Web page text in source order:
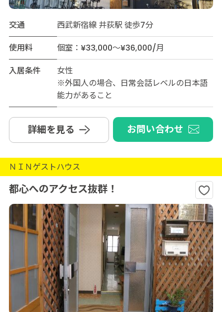
交通
西武新宿線 井荻駅 徒歩7分
使用料
個室：¥33,000～¥36,000/月
入居条件
女性
※外国人の場合、日常会話レベルの日本語
能力があること
詳細を見る お問い合わせ
ＮＩＮゲストハウス
都心へのアクセス抜群！